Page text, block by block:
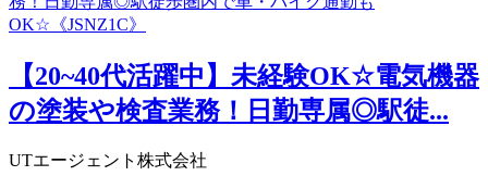
【20~40代活躍中】未経験OK☆電気機器
の塗装や検査業務！日勤専属◎駅徒...
UTエージェント株式会社